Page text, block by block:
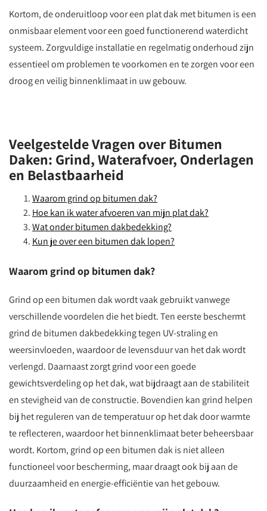
Kortom, de onderuitloop voor een plat dak met bitumen is een
onmisbaar element voor een goed functionerend waterdicht
systeem. Zorgvuldige installatie en regelmatig onderhoud zijn
essentieel om problemen te voorkomen en te zorgen voor een
droog en veilig binnenklimaat in uw gebouw.
Veelgestelde Vragen over Bitumen
Daken: Grind, Waterafvoer, Onderlagen
en Belastbaarheid
Waarom grind op bitumen dak?
Hoe kan ik water afvoeren van mijn plat dak?
Wat onder bitumen dakbedekking?
Kun je over een bitumen dak lopen?
Waarom grind op bitumen dak?
Grind op een bitumen dak wordt vaak gebruikt vanwege
verschillende voordelen die het biedt. Ten eerste beschermt
grind de bitumen dakbedekking tegen UV-straling en
weersinvloeden, waardoor de levensduur van het dak wordt
verlengd. Daarnaast zorgt grind voor een goede
gewichtsverdeling op het dak, wat bijdraagt aan de stabiliteit
en stevigheid van de constructie. Bovendien kan grind helpen
bij het reguleren van de temperatuur op het dak door warmte
te reflecteren, waardoor het binnenklimaat beter beheersbaar
wordt. Kortom, grind op een bitumen dak is niet alleen
functioneel voor bescherming, maar draagt ook bij aan de
duurzaamheid en energie-efficiëntie van het gebouw.